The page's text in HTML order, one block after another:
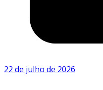
22 de julho de 2026